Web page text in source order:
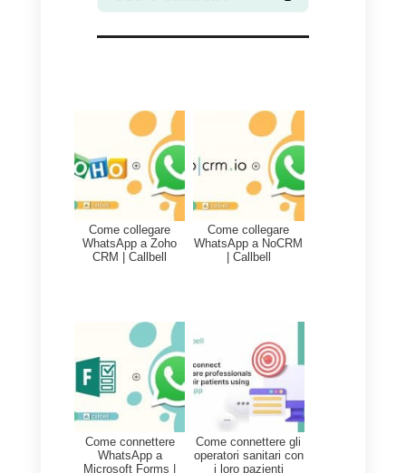
Se non si dispone della capacità
o si desidera risparmiare tempo
durante la distribuzione, un’altra
opzione consiste nell’usare
con Zapier
a cui connettere
WhatsApp aTally. Uno dei
vantaggi più significativi
dell’utilizzo di Zapier è la facilità e